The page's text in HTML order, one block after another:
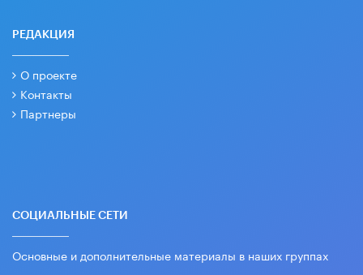
РЕДАКЦИЯ
О проекте
Контакты
Партнеры
СОЦИАЛЬНЫЕ СЕТИ
Основные и дополнительные материалы в наших группах